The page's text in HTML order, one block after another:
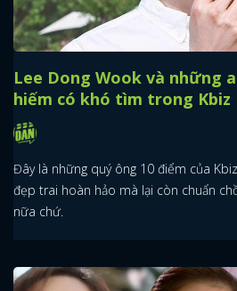
Lee Dong Wook và những
hiếm có khó tìm trong Kbiz
Đây là những quý ông 10 điểm của
đẹp trai hoàn hảo mà lại còn chuẩn
nữa chứ.